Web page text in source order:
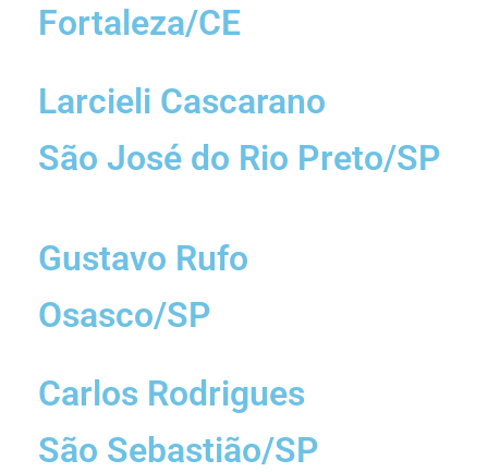
Fortaleza/CE
Larcieli Cascarano
São José do Rio Preto/SP
Gustavo Rufo
Osasco/SP
Carlos Rodrigues
São Sebastião/SP